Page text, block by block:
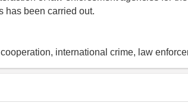
has been carried out.
international crime, law